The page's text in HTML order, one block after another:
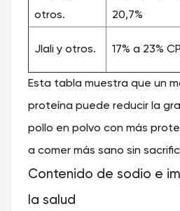
otros.
20,7%
Jlali y otros. 17% a 23% CP
Esta tabla muestra que un
proteína puede reducir la
pollo en polvo con más
a comer más sano sin
Contenido de sodio e
la salud